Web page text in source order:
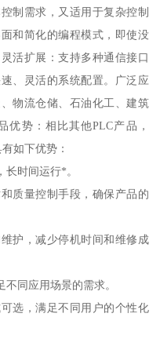
制需求，又适用于复杂控制
和简化的编程模式，即使没
活扩展：支持多种通信接口
、灵活的系统配置。广泛应
物流仓储、石油化工、建筑
优势：相比其他PLC产品，
如下优势：
时间运行*。
质量控制手段，确保产品的
护，减少停机时间和维修成
同应用场景的需求。
选，满足不同用户的个性化